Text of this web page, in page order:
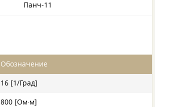
Панч-11
Обозначение
16 [1/Град]
800 [Ом·м]